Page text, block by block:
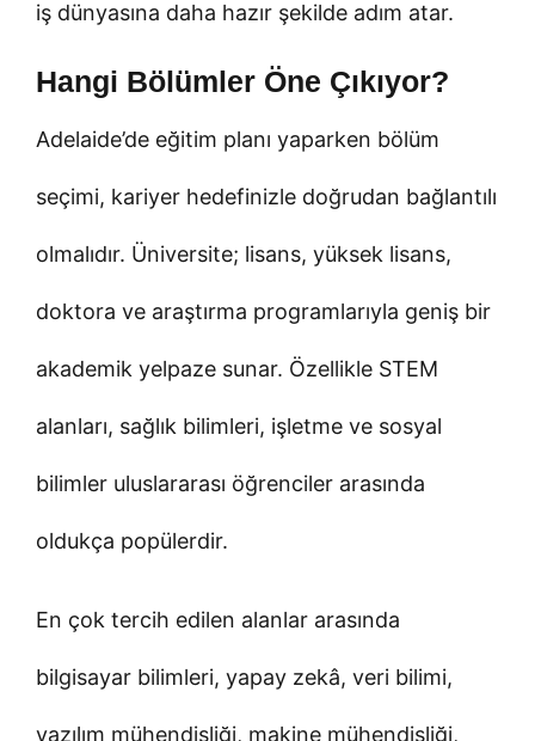
iş dünyasına daha hazır şekilde adım atar.
Hangi Bölümler Öne Çıkıyor?
Adelaide’de eğitim planı yaparken bölüm
seçimi, kariyer hedefinizle doğrudan bağlantılı
olmalıdır. Üniversite; lisans, yüksek lisans,
doktora ve araştırma programlarıyla geniş bir
akademik yelpaze sunar. Özellikle STEM
alanları, sağlık bilimleri, işletme ve sosyal
bilimler uluslararası öğrenciler arasında
oldukça popülerdir.
En çok tercih edilen alanlar arasında
bilgisayar bilimleri, yapay zekâ, veri bilimi,
yazılım mühendisliği, makine mühendisliği,